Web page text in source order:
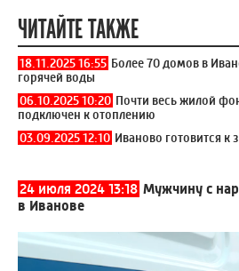
ЧИТАЙТЕ ТАКЖЕ
18.11.2025 16:55 Более 70 домов в
горячей воды
06.10.2025 10:20 Почти весь жилой
подключен к отоплению
03.09.2025 12:10 Иваново готовится к
24 июля 2024 13:18 Мужчину с
в Иванове